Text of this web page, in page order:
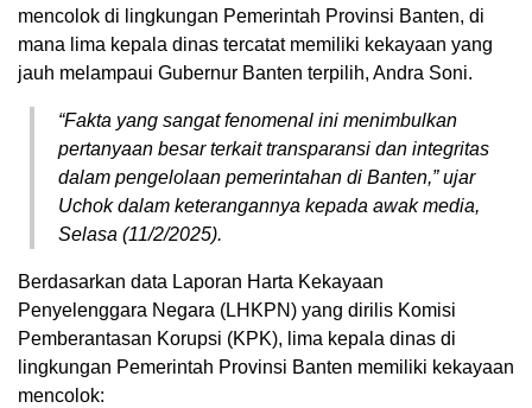
mencolok di lingkungan Pemerintah Provinsi Banten, di
mana lima kepala dinas tercatat memiliki kekayaan yang
jauh melampaui Gubernur Banten terpilih, Andra Soni.
“Fakta yang sangat fenomenal ini menimbulkan
pertanyaan besar terkait transparansi dan integritas
dalam pengelolaan pemerintahan di Banten,” ujar
Uchok dalam keterangannya kepada awak media,
Selasa (11/2/2025).
Berdasarkan data Laporan Harta Kekayaan
Penyelenggara Negara (LHKPN) yang dirilis Komisi
Pemberantasan Korupsi (KPK), lima kepala dinas di
lingkungan Pemerintah Provinsi Banten memiliki kekayaan
mencolok: